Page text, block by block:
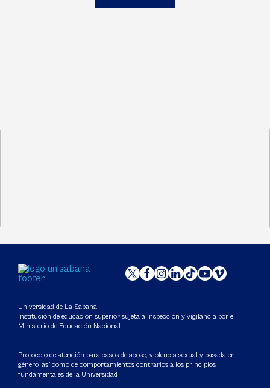
Universidad de La Sabana
Institución de educación superior sujeta a inspección y vigilancia por el
Ministerio de Educación Nacional
Protocolo de atención para casos de acoso, violencia sexual y basada en
género, así como de comportamientos contrarios a los principios
fundamentales de la Universidad